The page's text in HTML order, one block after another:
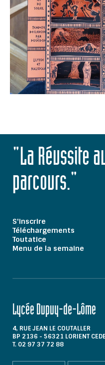
"La Réussite
parcours."
S'inscrire
Téléchargements
Toutatice
Menu de la semaine
Lycée Dupuy-de-Lôme
4, RUE JEAN LE COUTALLER
BP 2136 - 56321 LORIENT
T. 02 97 37 72 88